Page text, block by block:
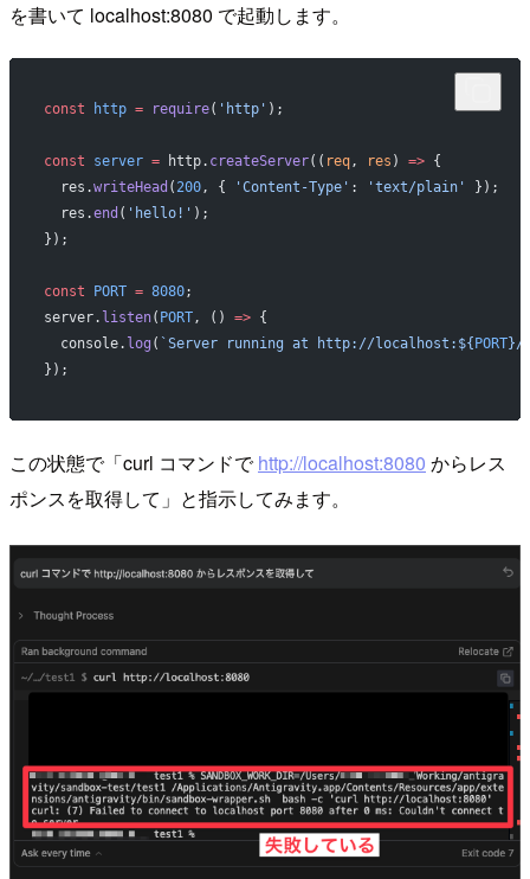
を書いて localhost:8080 で起動します。
const http = require( 'http' );
const server = http. createServer(( req, res ) => {
  res.
writeHead ( 200, { 'Content-Type' : 'text/plain'
});
  res.
end ( 'hello!' );
});
const PORT = 8080;
server. listen( PORT, () => {
  console.
log ( `Server running at http://localhost:${PORT}/
});
この状態で「curl コマンドでhttp://localhost:8080 からレス
ポンスを取得して」と指示してみます。